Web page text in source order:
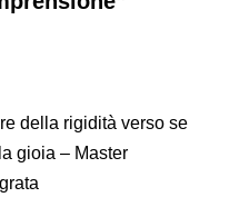
della rigidità verso se
gioia – Master